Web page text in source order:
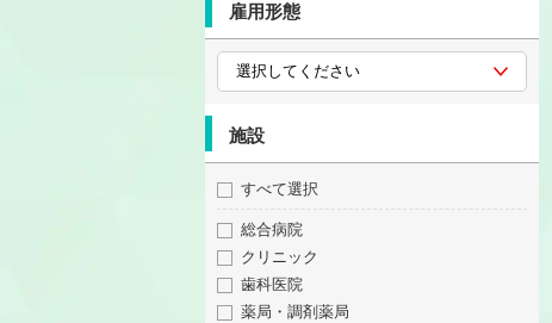
雇用形態
施設
すべて選択
総合病院
クリニック
歯科医院
薬局・調剤薬局